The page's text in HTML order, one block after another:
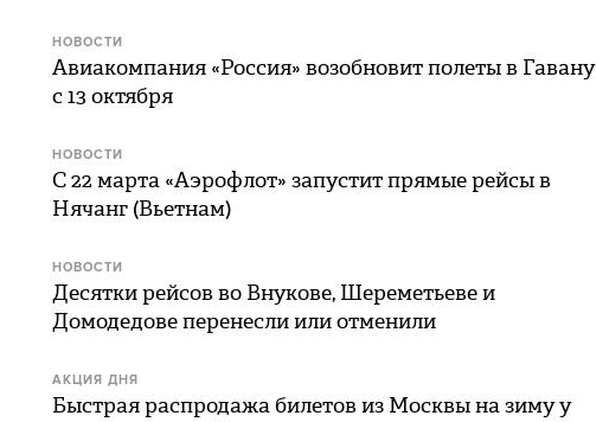
НОВОСТИ
Авиакомпания «Россия» возобновит полеты в Гавану
с 13 октября
НОВОСТИ
С 22 марта «Аэрофлот» запустит прямые рейсы в
Нячанг (Вьетнам)
НОВОСТИ
Десятки рейсов во Внукове, Шереметьеве и
Домодедове перенесли или отменили
АКЦИЯ ДНЯ
Быстрая распродажа билетов из Москвы на зиму у